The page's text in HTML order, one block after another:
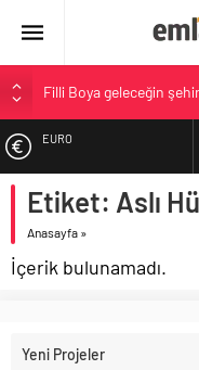
Filli Boya geleceğin
Tosyalı’nın döngüsel
Gayrimenkulün
satışlarda sınırlı
EURO
ALTIN
Etiket: Aslı
Anasayfa »
İçerik bulunamadı.
Yeni Projeler